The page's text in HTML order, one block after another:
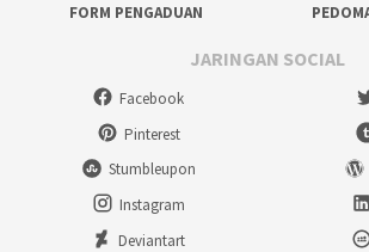
FORM PENGADUAN
JARINGAN SOCIAL
Facebook
Pinterest
Stumbleupon
Instagram
Deviantart